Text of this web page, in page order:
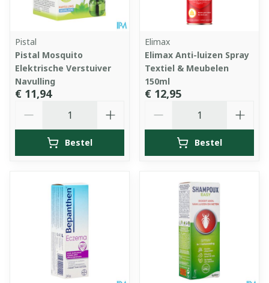
Pistal
Pistal Mosquito
Elektrische Verstuiver
Navulling
€ 11,94
Bestel
Elimax
Elimax Anti-luizen Spray
Textiel & Meubelen
150ml
€ 12,95
Bestel